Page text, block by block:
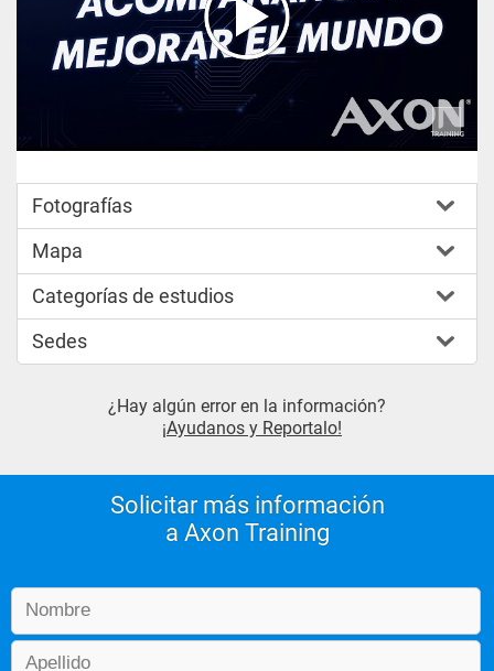
Fotografías
Mapa
Categorías de estudios
Sedes
¿Hay algún error en la información?
¡Ayudanos y Reportalo!
Solicitar más información
a Axon Training